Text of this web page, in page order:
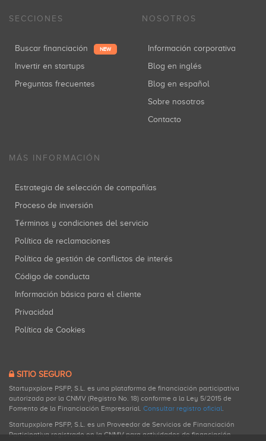
SECCIONES
Buscar financiación NEW
Invertir en startups
Preguntas frecuentes
NOSOTROS
Información corporativa
Blog en inglés
Blog en español
Sobre nosotros
Contacto
MÁS INFORMACIÓN
Estrategia de selección de compañías
Proceso de inversión
Términos y condiciones del servicio
Política de reclamaciones
Política de gestión de conflictos de interés
Código de conducta
Información básica para el cliente
Privacidad
Política de Cookies
SITIO SEGURO
Startupxplore PSFP, S.L. es una plataforma de financiación participativa
autorizada por la CNMV (Registro No. 18) conforme a la Ley 5/2015 de
Fomento de la Financiación Empresarial. Consultar registro oficial.
Startupxplore PSFP, S.L. es un Proveedor de Servicios de Financiación
Participativa registrado en la CNMV para actividades de financiación